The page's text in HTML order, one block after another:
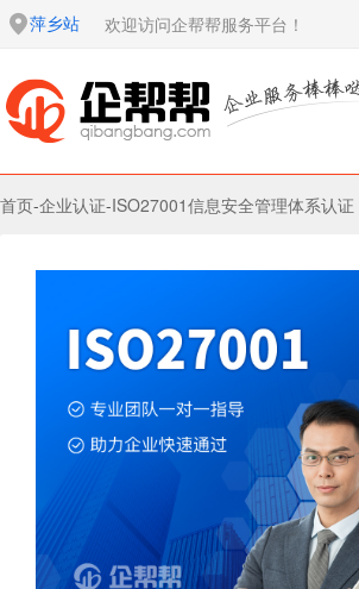
萍乡站 欢迎访问企帮帮服务平台！
首页-企业认证-ISO27001信息安全管理体系认证